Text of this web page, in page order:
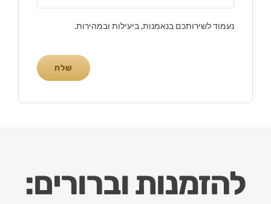
נעמוד לשירותכם בנאמנות, ביעילות ובמהירות.
שלח
להזמנות וברורים: